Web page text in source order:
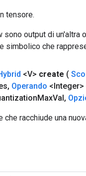
tensore.
output di un'altra
simbolico che
<V> create (
, Operando
MaxVal,
racchiude una